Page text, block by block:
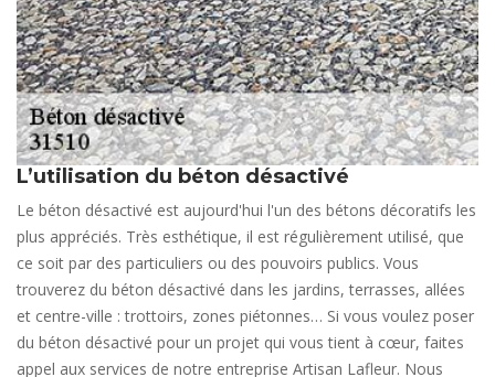
L’utilisation du béton désactivé
Le béton désactivé est aujourd'hui l'un des bétons décoratifs les
plus appréciés. Très esthétique, il est régulièrement utilisé, que
ce soit par des particuliers ou des pouvoirs publics. Vous
trouverez du béton désactivé dans les jardins, terrasses, allées
et centre-ville : trottoirs, zones piétonnes… Si vous voulez poser
du béton désactivé pour un projet qui vous tient à cœur, faites
appel aux services de notre entreprise Artisan Lafleur. Nous